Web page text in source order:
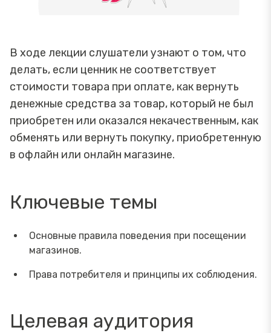
В ходе лекции слушатели узнают о том, что
делать, если ценник не соответствует
стоимости товара при оплате, как вернуть
денежные средства за товар, который не был
приобретен или оказался некачественным, как
обменять или вернуть покупку, приобретенную
в офлайн или онлайн магазине.
Ключевые темы
Основные правила поведения при посещении
магазинов.
Права потребителя и принципы их соблюдения.
Целевая аудитория